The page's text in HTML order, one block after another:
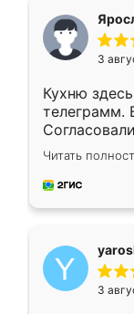
3
Кухню
телеграмм.
недели
довольны
мебель за
Читать
3